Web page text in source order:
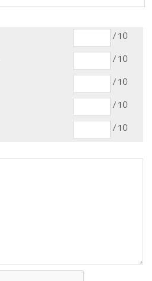
/10
/10
/10
/10
/10